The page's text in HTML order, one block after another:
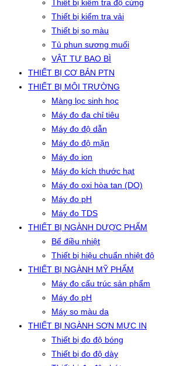
Thiết bị kiểm tra độ cứng
Thiết bị kiểm tra vải
Thiết bị so màu
Tủ phun sương muối
VẬT TƯ BAO BÌ
THIẾT BỊ CƠ BẢN PTN
THIẾT BỊ MÔI TRƯỜNG
Màng lọc sinh học
Máy đo đa chỉ tiêu
Máy đo độ dẫn
Máy đo độ mặn
Máy đo ion
Máy đo kích thước hạt
Máy đo oxi hòa tan (DO)
Máy đo pH
Máy đo TDS
THIẾT BỊ NGÀNH DƯỢC PHẨM
Bể điều nhiệt
Thiết bị hiệu chuẩn nhiệt độ
THIẾT BỊ NGÀNH MỸ PHẨM
Máy đo cấu trúc sản phẩm
Máy đo pH
Máy so màu da
THIẾT BỊ NGÀNH SƠN MỰC IN
Thiết bị đo độ bóng
Thiết bị đo độ dày